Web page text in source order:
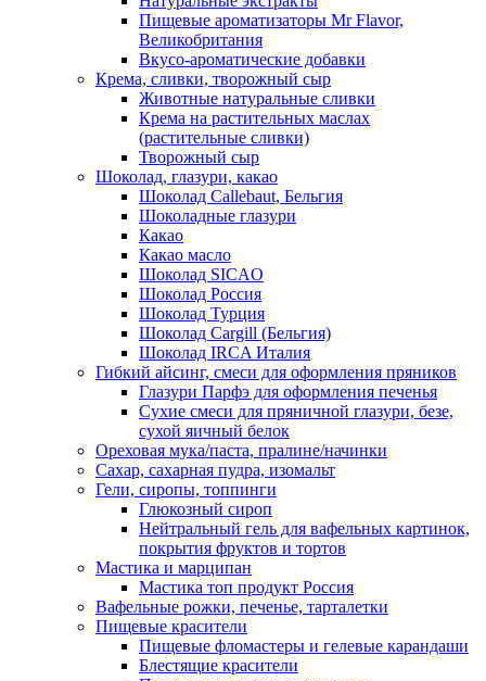
Пищевые ароматизаторы Mr Flavor,
Великобритания
Вкусо-ароматические добавки
Крема, сливки, творожный сыр
Животные натуральные сливки
Крема на растительных маслах
(растительные сливки)
Творожный сыр
Шоколад, глазури, какао
Шоколад Callebaut, Бельгия
Шоколадные глазури
Какао
Какао масло
Шоколад SICAO
Шоколад Россия
Шоколад Турция
Шоколад Cargill (Бельгия)
Шоколад IRCA Италия
Гибкий айсинг, смеси для оформления пряников
Глазури Парфэ для оформления печенья
Сухие смеси для пряничной глазури, безе,
сухой яичный белок
Ореховая мука/паста, пралине/начинки
Сахар, сахарная пудра, изомальт
Гели, сиропы, топпинги
Глюкозный сироп
Нейтральный гель для вафельных картинок,
покрытия фруктов и тортов
Мастика и марципан
Мастика топ продукт Россия
Вафельные рожки, печенье, тарталетки
Пищевые красители
Пищевые фломастеры и гелевые карандаши
Блестящие красители